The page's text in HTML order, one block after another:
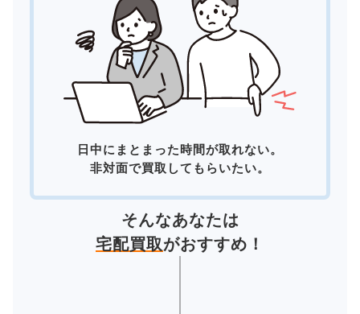
日中にまとまった時間が取れない。
非対面で買取してもらいたい。
そんなあなたは
宅配買取がおすすめ！